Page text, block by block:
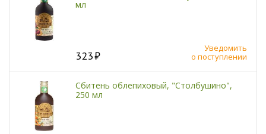
мл
323
Уведомить
о поступлении
Сбитень облепиховый, "Столбушино",
250 мл